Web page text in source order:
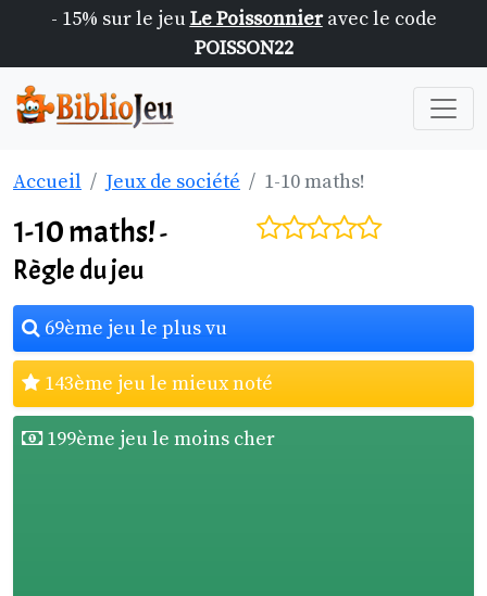
- 15% sur le jeuLe Poissonnieravec le code
POISSON22
Accueil Jeux de société 1-10 maths!
1-10 maths!-
Règle du jeu
69ème jeu le plus vu
143ème jeu le mieux noté
199ème jeu le moins cher